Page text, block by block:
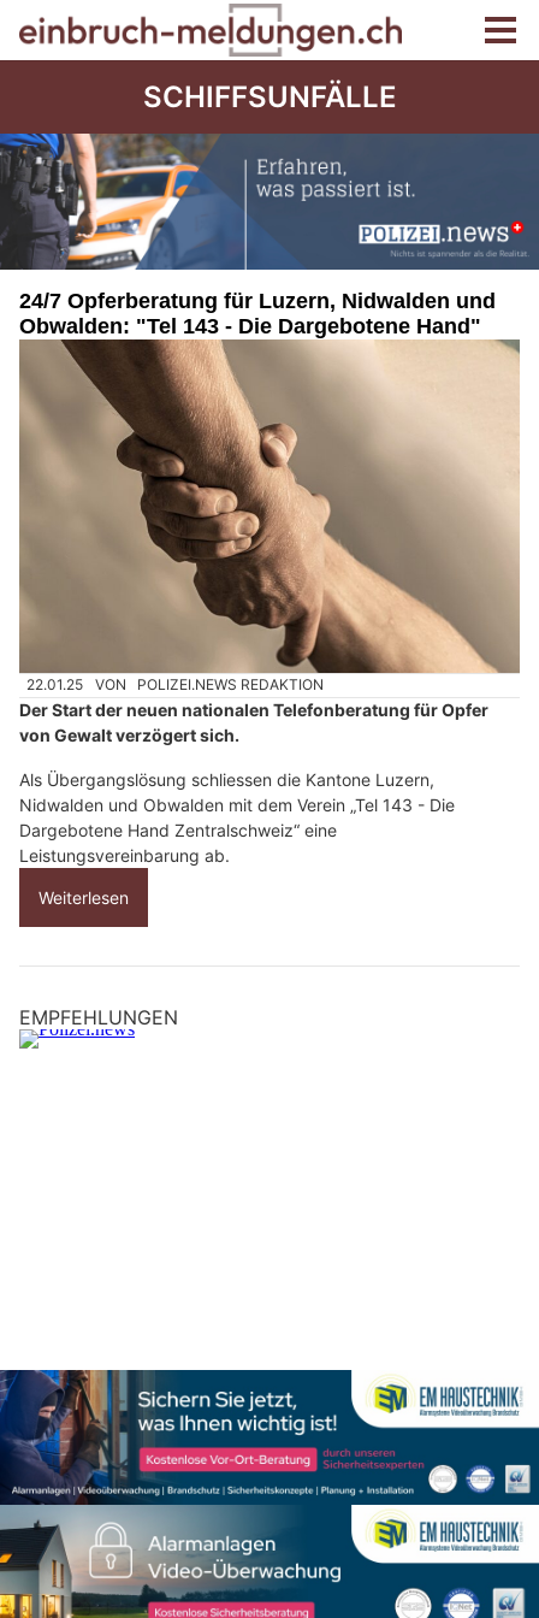
SCHIFFSUNFÄLLE
24/7 Opferberatung für Luzern, Nidwalden und
Obwalden: "Tel 143 - Die Dargebotene Hand"
22.01.25 VON POLIZEI.NEWS REDAKTION
Der Start der neuen nationalen Telefonberatung für Opfer
von Gewalt verzögert sich.
Als Übergangslösung schliessen die Kantone Luzern,
Nidwalden und Obwalden mit dem Verein „Tel 143 - Die
Dargebotene Hand Zentralschweiz“ eine
Leistungsvereinbarung ab.
Weiterlesen
EMPFEHLUNGEN